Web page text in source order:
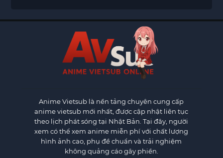
Anime Vietsub là nền tảng chuyên cung cấp
anime vietsub mới nhất, được cập nhật liên tục
theo lịch phát sóng tại Nhật Bản. Tại đây, người
xem có thể xem anime miễn phí với chất lượng
hình ảnh cao, phụ đề chuẩn và trải nghiệm
không quảng cáo gây phiền.